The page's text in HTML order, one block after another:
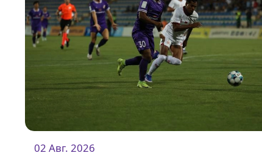
02 Авг. 2026